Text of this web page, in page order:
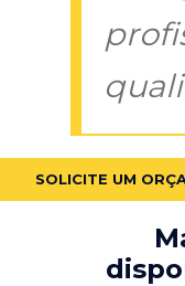
SOLICITE UM